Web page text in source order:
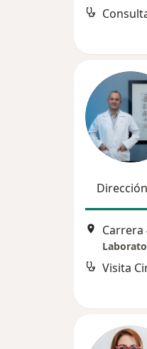
Carrera
Visita